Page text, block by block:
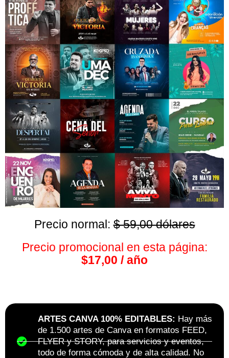
Precio normal:$ 59,00 dólares
Precio promocional en esta página:
$17,00 / año
ARTES CANVA 100% EDITABLES: Hay más
de 1.500 artes de Canva en formatos FEED,
FLYER y STORY, para servicios y eventos,
todo de forma cómoda y de alta calidad. No